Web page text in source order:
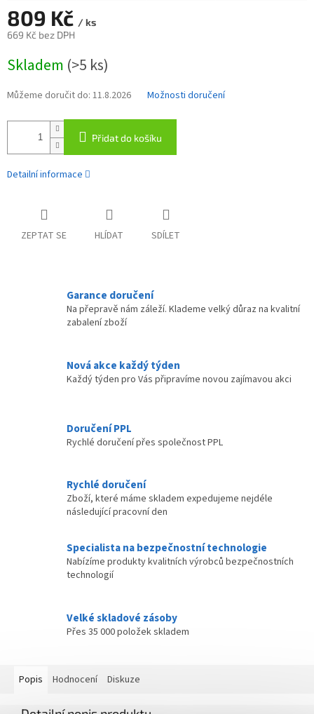
809 Kč / ks
669 Kč bez DPH
cena:
Skladem (>5 ks)
Můžeme doručit do: 11.8.2026 Možnosti doručení
Přidat do košíku
Detailní informace
ZEPTAT SE HLÍDAT SDÍLET
Garance doručení
Na přepravě nám záleží. Klademe velký důraz na kvalitní
zabalení zboží
Nová akce každý týden
Každý týden pro Vás připravíme novou zajímavou akci
Doručení PPL
Rychlé doručení přes společnost PPL
Rychlé doručení
Zboží, které máme skladem expedujeme nejdéle
následující pracovní den
Specialista na bezpečnostní technologie
Nabízíme produkty kvalitních výrobců bezpečnostních
technologií
Velké skladové zásoby
Přes 35 000 položek skladem
Popis Hodnocení Diskuze